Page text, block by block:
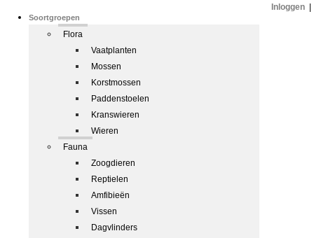
Soortgroepen
Flora
Vaatplanten
Mossen
Korstmossen
Paddenstoelen
Kranswieren
Wieren
Fauna
Zoogdieren
Reptielen
Amfibieën
Vissen
Dagvlinders
Inloggen